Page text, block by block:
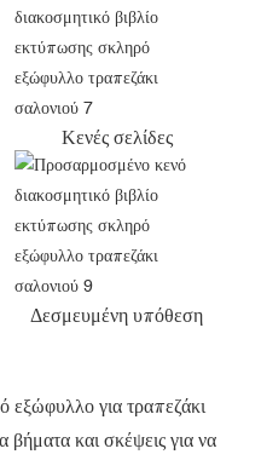
Κενές σελίδες
Δεσμευμένη υπόθεση
για τραπεζάκι
βήματα και σκέψεις για να